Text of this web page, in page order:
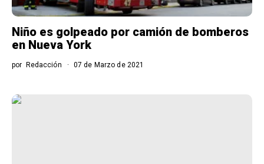
Niño es golpeado por camión de bomberos
en Nueva York
por Redacción 07 de Marzo de 2021